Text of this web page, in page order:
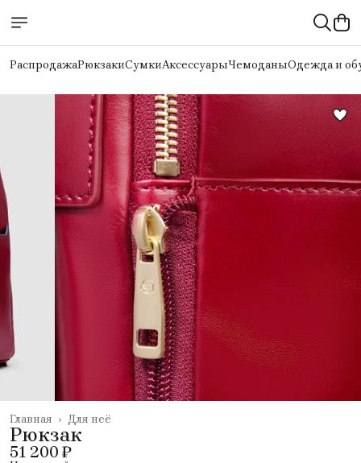
РаспродажаРюкзакиСумкиАксессуарыЧемоданыОдежда и
Для неё
Главная ›
Рюкзак
51 200 ₽